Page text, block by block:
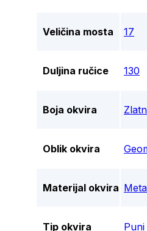
Veličina mosta 17
Duljina ručice 130
Boja okvira
Oblik okvira
Materijal okvira
Tip okvira